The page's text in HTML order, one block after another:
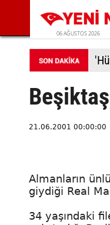
06 AĞUSTOS 2026
21.06.2001 00:00:00
Almanların
giydiği Real
34 yaşındaki